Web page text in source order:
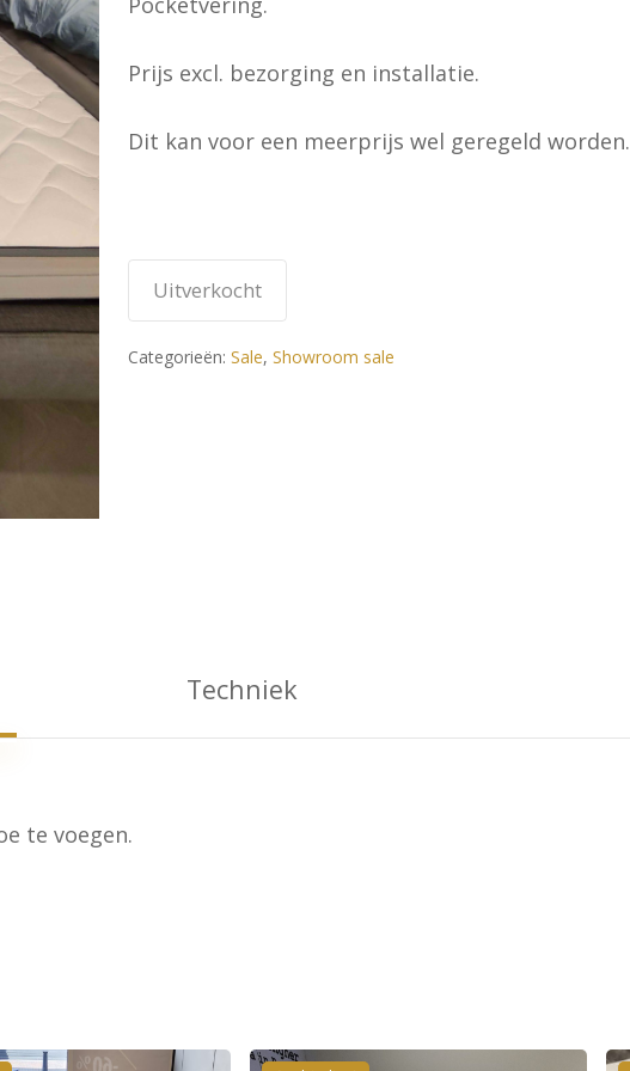
Prijs excl. bezorging en installatie.
Dit kan voor een meerprijs wel geregeld worden.
Uitverkocht
Categorieën: Sale, Showroom sale
Techniek
te voegen.